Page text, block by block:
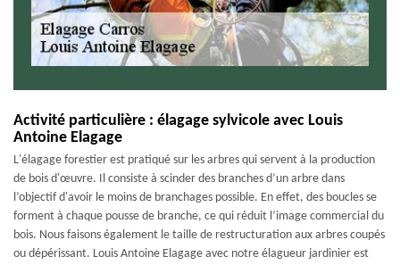
Activité particulière : élagage sylvicole avec Louis
Antoine Elagage
L'élagage forestier est pratiqué sur les arbres qui servent à la production
de bois d'œuvre. Il consiste à scinder des branches d’un arbre dans
l’objectif d'avoir le moins de branchages possible. En effet, des boucles se
forment à chaque pousse de branche, ce qui réduit l’image commercial du
bois. Nous faisons également le taille de restructuration aux arbres coupés
ou dépérissant. Louis Antoine Elagage avec notre élagueur jardinier est